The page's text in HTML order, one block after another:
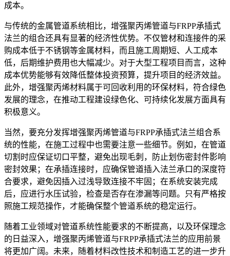
成本。
与传统的金属管道系统相比，增强聚丙烯管道与FRPP承插式
法兰的组合还具有显著的经济性优势。不仅管材和连接件的采
购成本低于不锈钢等金属材料，而且施工周期短、人工成本
低，后期维护费用也大幅减少。对于大型工程项目而言，这种
成本优势能够有效降低整体投资预算，提升项目的经济效益。
此外，增强聚丙烯材料属于可回收利用的环保材料，符合绿色
发展的理念，在推动工程建设绿色化、可持续化发展方面具有
积极意义。
当然，要充分发挥增强聚丙烯管道与FRPP承插式法兰组合系
统的性能，在施工过程中也需要注意一些细节。例如，在管道
切割时应保证切口平整，避免出现毛刺，防止划伤密封件影响
密封效果；在承插连接时，应确保管道插入法兰承口的深度符
合要求，避免因插入过浅导致连接不牢固；在系统安装完成
后，应进行水压试验，检查是否存在渗漏等问题。只有严格按
照施工规范操作，才能确保整个管道系统的稳定运行。
随着工业领域对管道系统性能要求的不断提高，以及环保理念
的日益深入，增强聚丙烯管道与FRPP承插式法兰的应用前景
将更加广阔。未来，随着材料改性技术和制造工艺的进一步升